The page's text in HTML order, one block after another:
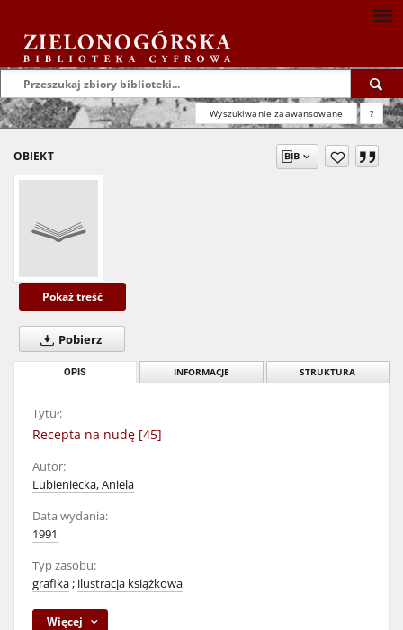
Wyszukiwanie zaawansowane ?
OBIEKT
Pokaż treść
Pobierz
OPIS INFORMACJE STRUKTURA
Tytuł:
Recepta na nudę [45]
Autor:
Lubieniecka, Aniela
Data wydania:
1991
Typ zasobu:
grafika; ilustracja książkowa
Więcej